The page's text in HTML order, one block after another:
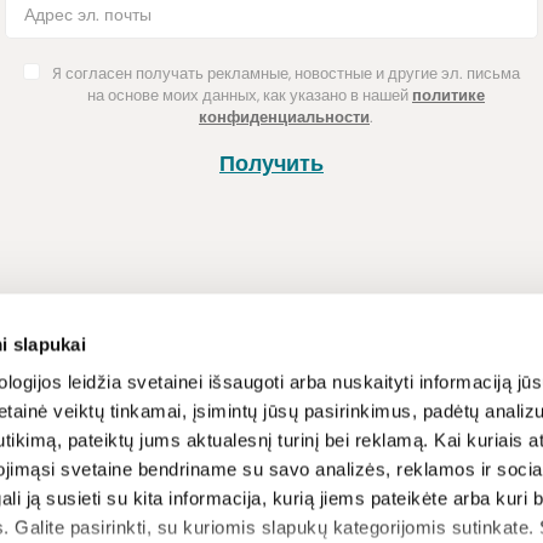
slapukai
leidžia svetainei išsaugoti arba nuskaityti informaciją
veiktų tinkamai, įsimintų jūsų pasirinkimus, padėtų
pateiktų jums aktualesnį turinį bei reklamą. Kai kuriais
svetaine bendriname su savo analizės, reklamos ir
ją susieti su kita informacija, kurią jiems pateikėte arba kuri
Galite pasirinkti, su kuriomis slapukų kategorijomis sutinkate.
Я согласен получать рекламные, новостные и другие эл. письма
на основе моих данных, как указано в нашей политике
конфиденциальности.
Получить
Способы оплаты
Доставка
Возврат товара
Программа
Новости и
Рецепты
Условия и
Политика